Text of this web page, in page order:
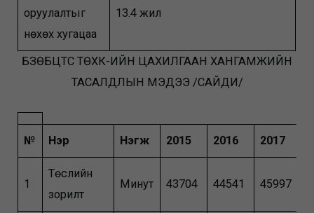
оруулалтыг
нөхөх хугацаа
13.4 жил
БЗӨБЦТС ТӨХК-ИЙН ЦАХИЛГААН ХАНГАМЖИЙН
ТАСАЛДЛЫН МЭДЭЭ /САЙДИ/
№ Нэр Нэгж 2015 2016 2017
1
Төслийн
зорилт
Минут 43704 44541 45997